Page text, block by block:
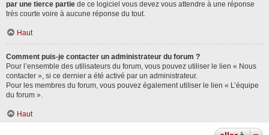
par une tierce partie de ce logiciel vous devez vous attendre à une réponse
très courte voire à aucune réponse du tout.
Haut
Comment puis-je contacter un administrateur du forum ?
Pour l’ensemble des utilisateurs du forum, vous pouvez utiliser le lien « Nous
contacter », si ce dernier a été activé par un administrateur.
Pour les membres du forum, vous pouvez également utiliser le lien « L’équipe
du forum ».
Haut